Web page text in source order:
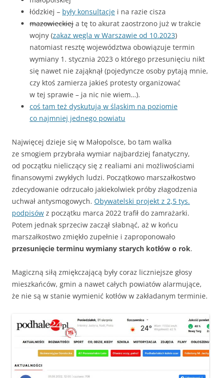
łódzkiej – były konsultacje i na razie cisza
mazowieckiej a tę to akurat zaostrzono już w trakcie
wojny (zakaz węgla w Warszawie od 10.2023)
natomiast resztę województwa obowiązuje termin
wymiany 1. stycznia 2023 o którego przesunięciu nikt
się nawet nie zająknął (pojedyncze osoby pytają mnie,
czy ktoś zamierza jakieś protesty organizować
w tej sprawie – ja nic nie wiem…).
coś tam też dyskutują w śląskim na poziomie
co najmniej jednego powiatu
Najwięcej dzieje się w Małopolsce, bo tam walka
ze smogiem przybrała wymiar najbardziej fanatyczny,
od początku nieliczący się z realiami ani możliwościami
finansowymi zwykłych ludzi. Początkowo marszałkostwo
zdecydowanie odrzucało jakiekolwiek próby złagodzenia
uchwał antysmogowych. Obywatelski projekt z 2,5 tys.
podpisów z początku marca 2022 trafił do zamrażarki.
Potem jednak sprzeciw zaczął słabnąć, aż w końcu
marszałkostwo zmiękło zupełnie i zaproponowało
przesunięcie terminu wymiany starych kotłów o rok.
Magiczną siłą zmiękczającą były coraz liczniejsze głosy
mieszkańców, gmin a nawet całych powiatów alarmujące,
że nie są w stanie wymienić kotłów w zakładanym terminie.